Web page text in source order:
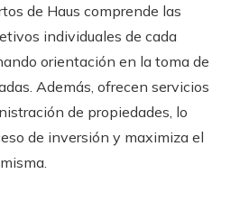
de Haus comprende las
individuales de cada
orientación en la toma de
Además, ofrecen servicios
de propiedades, lo
de inversión y maximiza el